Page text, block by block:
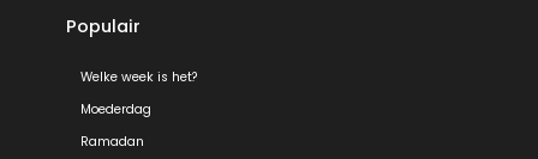
Populair
Welke week is het?
Moederdag
Ramadan